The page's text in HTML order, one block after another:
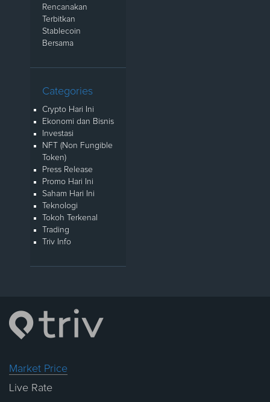
Rencanakan
Terbitkan
Stablecoin
Bersama
Categories
Crypto Hari Ini
Ekonomi dan Bisnis
Investasi
NFT (Non Fungible
Token)
Press Release
Promo Hari Ini
Saham Hari Ini
Teknologi
Tokoh Terkenal
Trading
Triv Info
Market Price
Live Rate